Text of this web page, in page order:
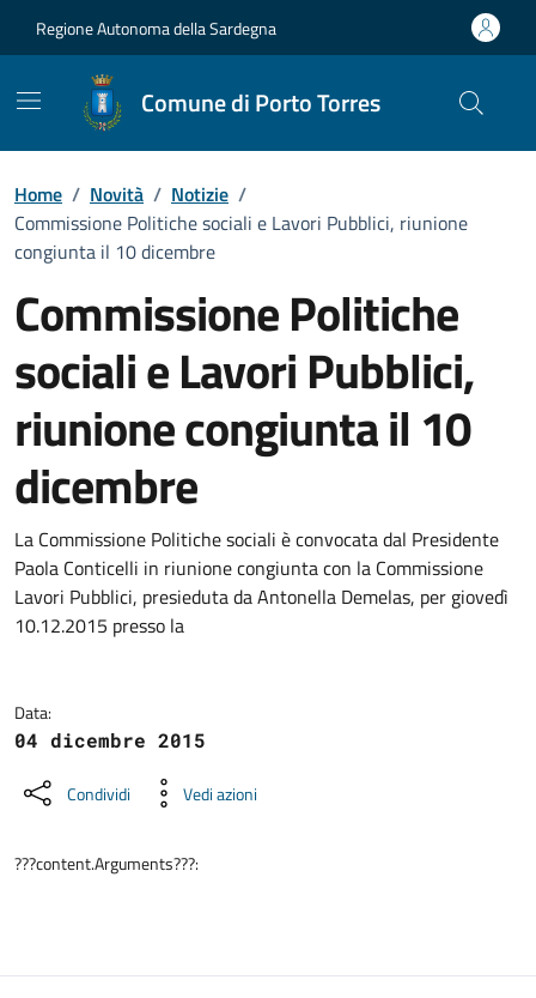
Regione Autonoma della Sardegna
Comune di Porto Torres
Home / Novità / Notizie /
Commissione Politiche sociali e Lavori Pubblici, riunione
congiunta il 10 dicembre
Commissione Politiche
sociali e Lavori Pubblici,
riunione congiunta il 10
dicembre
Dettagli della notizia
La Commissione Politiche sociali è convocata dal Presidente
Paola Conticelli in riunione congiunta con la Commissione
Lavori Pubblici, presieduta da Antonella Demelas, per giovedì
10.12.2015 presso la
Data:
04 dicembre 2015
Condividi Vedi azioni
???content.Arguments???: